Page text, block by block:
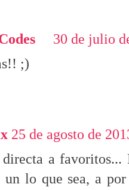
30 de julio
;)
25 de agosto de
a favoritos...
un lo que sea, a